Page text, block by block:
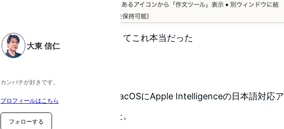
大東 信仁
カンパチが好きです。
プロフィールはこちら
フォローする
エイプリルフールネタじゃなくてこれ本当だった
おはようございます。
Appleが突然iOS、iPadOS、macOSにApple Intelligenceの日本語対応ア
ップデートをリリースしました。